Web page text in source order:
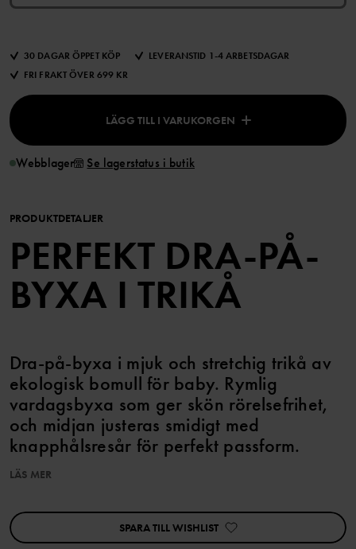
30 DAGAR ÖPPET KÖP
LEVERANSTID 1-4 ARBETSDAGAR
FRI FRAKT ÖVER 699 KR
LÄGG TILL I VARUKORGEN
Webblager Se lagerstatus i butik
PRODUKTDETALJER
PERFEKT DRA-PÅ-
BYXA I TRIKÅ
Dra-på-byxa i mjuk och stretchig trikå av
ekologisk bomull för baby. Rymlig
vardagsbyxa som ger skön rörelsefrihet,
och midjan justeras smidigt med
knapphålsresår för perfekt passform.
• Material: 95% ekologisk bomull, 5% elastan
• Rymlig passform (Loose fit) för extra komfort
• Justerbar midja med knapphålsresår – växer med barnet
LÄS MER
SPARA TILL WISHLIST